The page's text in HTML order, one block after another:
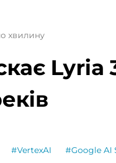
хвилину
Lyria
#VertexAI #Google AI